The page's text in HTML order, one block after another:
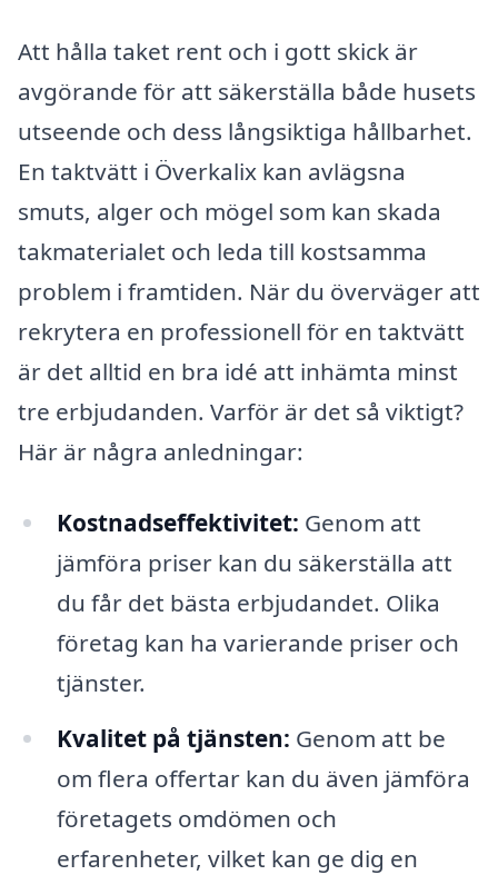
Att hålla taket rent och i gott skick är
avgörande för att säkerställa både husets
utseende och dess långsiktiga hållbarhet.
En taktvätt i Överkalix kan avlägsna
smuts, alger och mögel som kan skada
takmaterialet och leda till kostsamma
problem i framtiden. När du överväger att
rekrytera en professionell för en taktvätt
är det alltid en bra idé att inhämta minst
tre erbjudanden. Varför är det så viktigt?
Här är några anledningar:
Kostnadseffektivitet: Genom att
jämföra priser kan du säkerställa att
du får det bästa erbjudandet. Olika
företag kan ha varierande priser och
tjänster.
Kvalitet på tjänsten: Genom att be
om flera offertar kan du även jämföra
företagets omdömen och
erfarenheter, vilket kan ge dig en